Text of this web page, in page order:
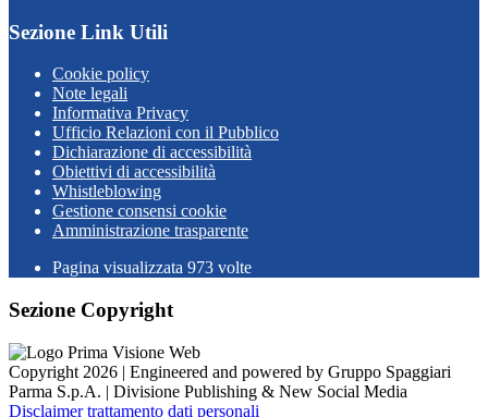
Sezione Link Utili
Cookie policy
Note legali
Informativa Privacy
Ufficio Relazioni con il Pubblico
Dichiarazione di accessibilità
Obiettivi di accessibilità
Whistleblowing
Gestione consensi cookie
Amministrazione trasparente
Pagina visualizzata 973 volte
Sezione Copyright
Copyright 2026 | Engineered and powered by Gruppo Spaggiari
Parma S.p.A. | Divisione Publishing & New Social Media
Disclaimer trattamento dati personali